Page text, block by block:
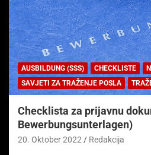
AUSBILDUNG (SSS) CHECKLISTE
SAVJETI ZA TRAŽENJE POSLA
Checklista za prijavnu
Bewerbungsunterlagen)
20. Oktober 2022 Redakcija